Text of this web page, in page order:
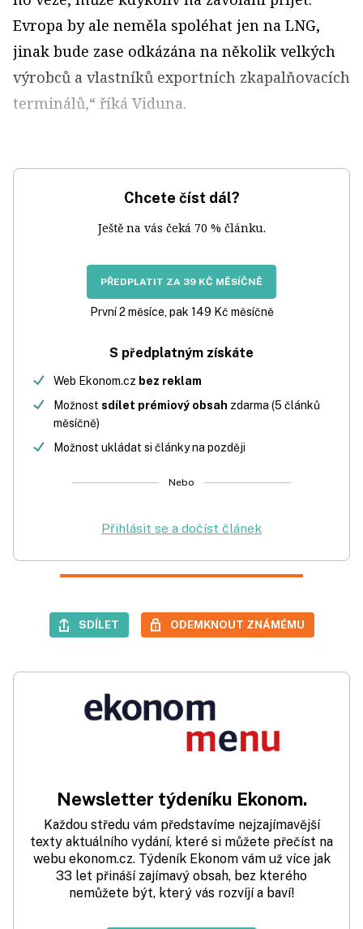
Evropa by ale neměla spoléhat jen na LNG,
jinak bude zase odkázána na několik velkých
výrobců a vlastníků exportních zkapalňovacích
terminálů,“ říká Viduna.
Chcete číst dál?
Ještě na vás čeká 70 % článku.
PŘEDPLATIT ZA 39 KČ MĚSÍČNĚ
První 2 měsíce, pak 149 Kč měsíčně
S předplatným získáte
Web Ekonom.cz bez reklam
Možnost sdílet prémiový obsah zdarma (5 článků
měsíčně)
Možnost ukládat si články na později
Nebo
Přihlásit se a dočíst článek
SDÍLET ODEMKNOUT ZNÁMÉMU
Newsletter týdeníku Ekonom.
Každou středu vám představíme nejzajímavější
texty aktuálního vydání, které si můžete přečíst na
webu ekonom.cz. Týdeník Ekonom vám už více jak
33 let přináší zajímavý obsah, bez kterého
nemůžete být, který vás rozvíjí a baví!